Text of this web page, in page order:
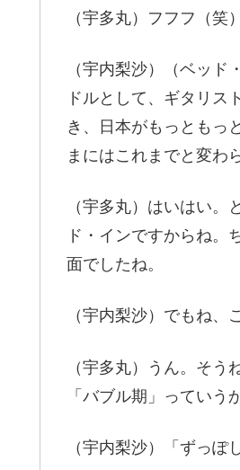
（宇多丸）フフフ（笑
（宇内梨沙）（ベッド
ドルとして、ギタリス
き、日本がもっともっ
まにはこれまでと変わ
（宇多丸）はいはい
ド・インですからね。
面でしたね。
（宇内梨沙）でもね、
（宇多丸）うん。そ
「バブル期」っていう
（宇内梨沙）「ずっぽ